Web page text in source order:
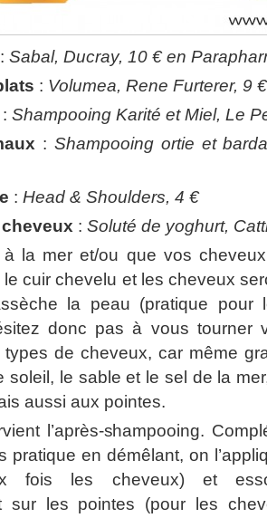
: Sabal, Ducray, 10 € en
: Volumea, Rene Furterer, 9 €
: Shampooing Karité et Miel, Le
: Shampooing ortie et
: Head & Shoulders, 4 €
: Soluté de yoghurt,
la mer et/ou que vos
le cuir chevelu et les cheveux
la peau (pratique pour
donc pas à vous tourner
de cheveux, car même
soleil, le sable et le sel de la
aussi aux pointes.
l’après-shampooing.
pratique en démêlant, on
fois les cheveux) et
sur les pointes (pour les